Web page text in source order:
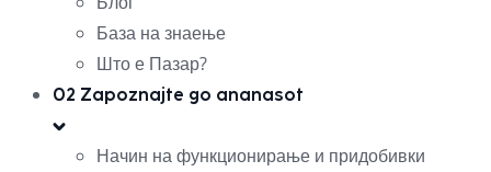
База на знаење
Што е Пазар?
02 Zapoznajte go ananasot
Начин на функционирање и придобивки